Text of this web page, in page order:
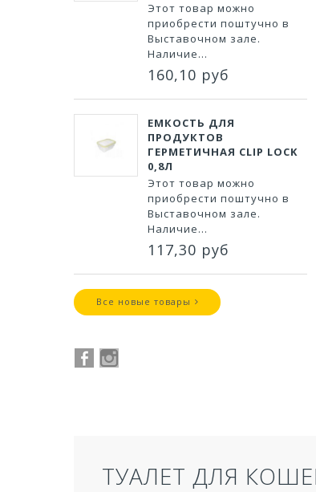
Этот товар можно
приобрести поштучно в
Выставочном зале.
Наличие...
160,10 руб
ЕМКОСТЬ ДЛЯ
ПРОДУКТОВ
ГЕРМЕТИЧНАЯ CLIP LOCK
0,8Л
Этот товар можно
приобрести поштучно в
Выставочном зале.
Наличие...
117,30 руб
Все новые товары
ТУАЛЕТ ДЛЯ